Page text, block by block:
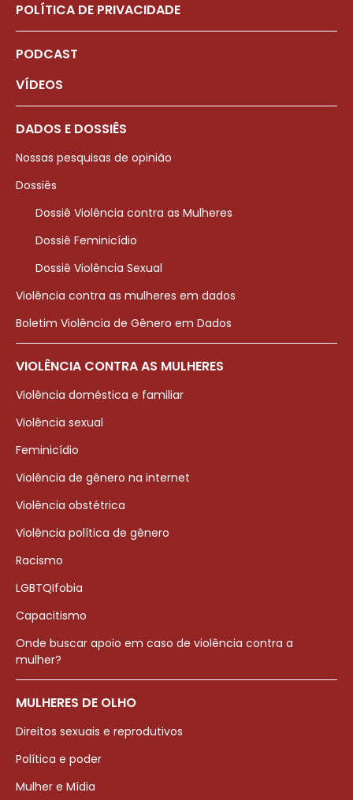
POLÍTICA DE PRIVACIDADE
PODCAST
VÍDEOS
DADOS E DOSSIÊS
Nossas pesquisas de opinião
Dossiês
Dossiê Violência contra as Mulheres
Dossiê Feminicídio
Dossiê Violência Sexual
Violência contra as mulheres em dados
Boletim Violência de Gênero em Dados
VIOLÊNCIA CONTRA AS MULHERES
Violência doméstica e familiar
Violência sexual
Feminicídio
Violência de gênero na internet
Violência obstétrica
Violência política de gênero
Racismo
LGBTQIfobia
Capacitismo
Onde buscar apoio em caso de violência contra a
mulher?
MULHERES DE OLHO
Direitos sexuais e reprodutivos
Política e poder
Mulher e Mídia